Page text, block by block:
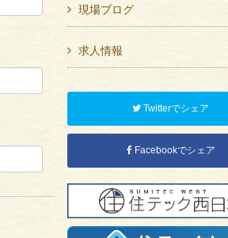
現場ブログ
求人情報
Twitterでシェア
Facebookでシェア